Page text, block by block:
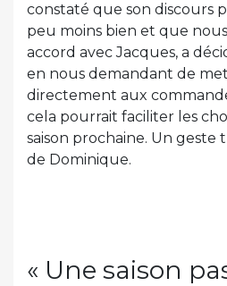
constaté que son discours
peu moins bien et que
accord avec Jacques, a
en nous demandant de
directement aux
cela pourrait faciliter les
saison prochaine. Un geste
de Dominique.
« Une saison